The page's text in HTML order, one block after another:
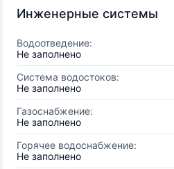
Инженерные системы
Водоотведение:
Не заполнено
Система водостоков:
Не заполнено
Газоснабжение:
Не заполнено
Горячее водоснабжение:
Не заполнено